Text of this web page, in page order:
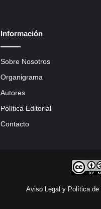
Información
Sobre Nosotros
Organigrama
Autores
Política Editorial
Contacto
Aviso Legal y Política de